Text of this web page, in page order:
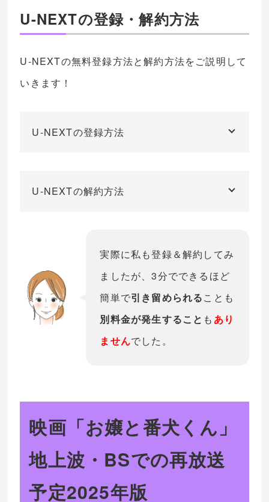
U-NEXTの登録・解約方法
U-NEXTの無料登録方法と解約方法をご説明して
いきます！
U-NEXTの登録方法
U-NEXTの解約方法
実際に私も登録＆解約してみ
ましたが、3分でできるほど
簡単で引き留められることも
別料金が発生すること も あり
ませんでした。
映画「お嬢と番犬くん」
地上波・BSでの再放送
予定2025年版